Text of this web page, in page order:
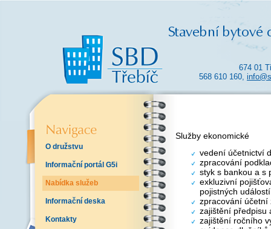
674 01
568 610 160,
O družstvu
Informační portál G5i
Nabídka služeb
Informační deska
Kontakty
Služby ekonomické
vedení účetnictví
zpracování
styk s bankou a s
exkluzivní
pojistných událostí
zpracování účetní
zajištění předpisu
zajištění ročního